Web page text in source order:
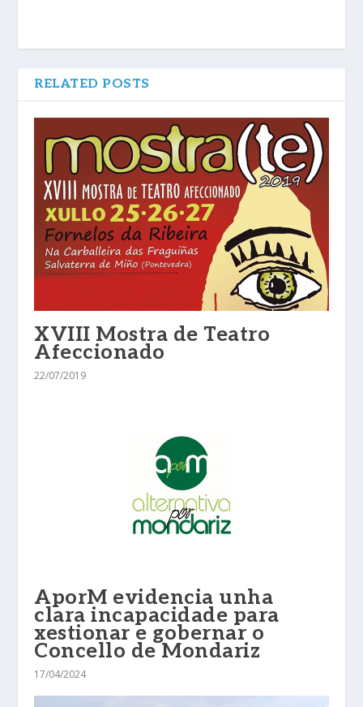
RELATED POSTS
XVIII Mostra de Teatro
Afeccionado
22/07/2019
AporM evidencia unha
clara incapacidade para
xestionar e gobernar o
Concello de Mondariz
17/04/2024